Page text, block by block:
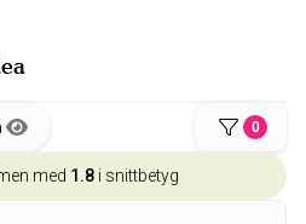
0
med 1.8 i snittbetyg